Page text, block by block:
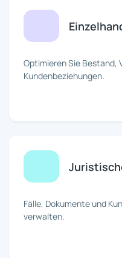
Optimieren Sie Bestand,
Kundenbeziehungen.
Fälle, Dokumente und
verwalten.